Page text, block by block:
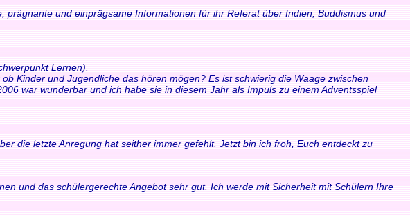
und einprägsame Informationen für ihr Referat über Indien, Buddismus und
Lernen).
Kinder und Jugendliche das hören mögen? Es ist schwierig die Waage zwischen
war wunderbar und ich habe sie in diesem Jahr als Impuls zu einem Adventsspiel
die letzte Anregung hat seither immer gefehlt. Jetzt bin ich froh, Euch entdeckt zu
und das schülergerechte Angebot sehr gut. Ich werde mit Sicherheit mit Schülern Ihre